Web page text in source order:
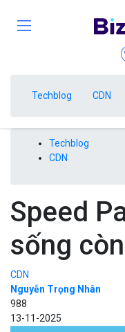
Techblog CDN
Techblog
CDN
Speed
sống
CDN
Nguyễn Trọng Nhân
988
13-11-2025